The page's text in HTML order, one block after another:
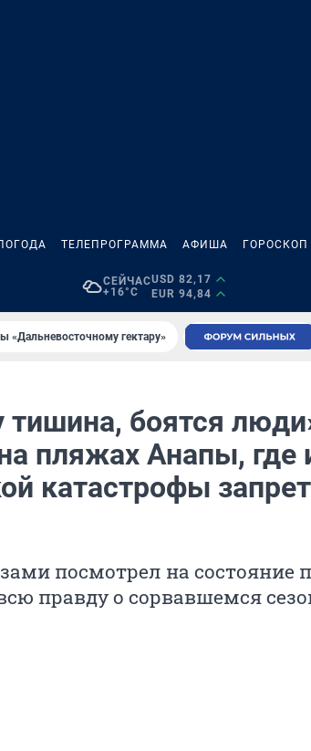
ТЕЛЕПРОГРАММА АФИША ГОРОСКОП
СЕЙЧАС
+16°C
USD 82,17
EUR 94,84
«Дальневосточному гектару»
тишина, боятся
пляжах Анапы, где
катастрофы
посмотрел на состояние
правду о сорвавшемся